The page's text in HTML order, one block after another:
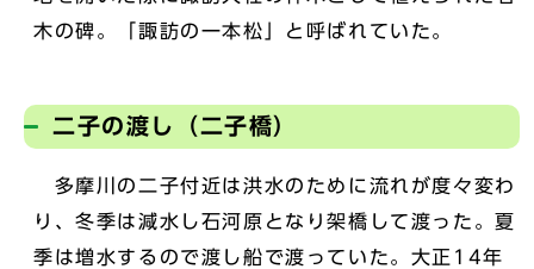
木の碑。「諏訪の一本松」と呼ばれていた。
二子の渡し（二子橋）
多摩川の二子付近は洪水のために流れが度々変わ
り、冬季は減水し石河原となり架橋して渡った。夏
季は増水するので渡し船で渡っていた。大正14年